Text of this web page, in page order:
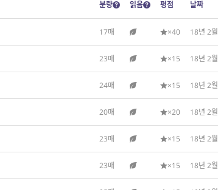
분량 읽음 평점 날짜
17매 ×40 18년 2월
23매 ×15 18년 2월
24매 ×15 18년 2월
20매 ×20 18년 2월
23매 ×15 18년 2월
23매 ×15 18년 2월